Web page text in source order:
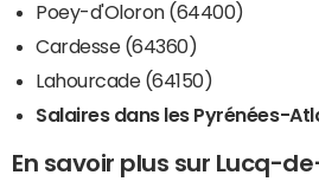
Poey-d'Oloron (64400)
Cardesse (64360)
Lahourcade (64150)
Salaires dans les Pyrénées-
En savoir plus sur Lucq-